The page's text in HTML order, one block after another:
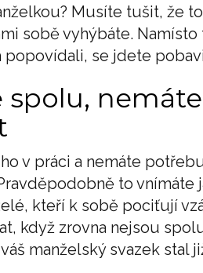
Musíte tušit, že
sobě vyhýbáte.
popovídali, se jdete
spolu,
v práci a nemáte
to vnímáte
kteří k sobě pociťují
když zrovna nejsou
manželský svazek stal